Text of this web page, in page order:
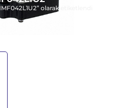
olarak etiketlendi